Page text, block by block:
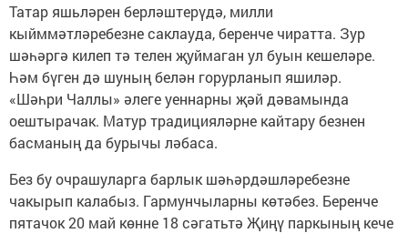
Татар яшьләрен берләштерүдә, милли
кыйммәтләребезне саклауда, беренче чиратта. Зур
шәһәргә килеп тә телен җуймаган ул буын кешеләре.
Һәм бүген дә шуның белән горурланып яшиләр.
«Шәһри Чаллы» әлеге уеннарны җәй дәвамында
оештырачак. Матур традицияләрне кайтару безнен
басманың да бурычы ләбаса.
Без бу очрашуларга барлык шәһәрдәшләребезне
чакырып калабыз. Гармунчыларны көтәбез. Беренче
пятачок 20 май көнне 18 сәгатьтә Җиңү паркының кече